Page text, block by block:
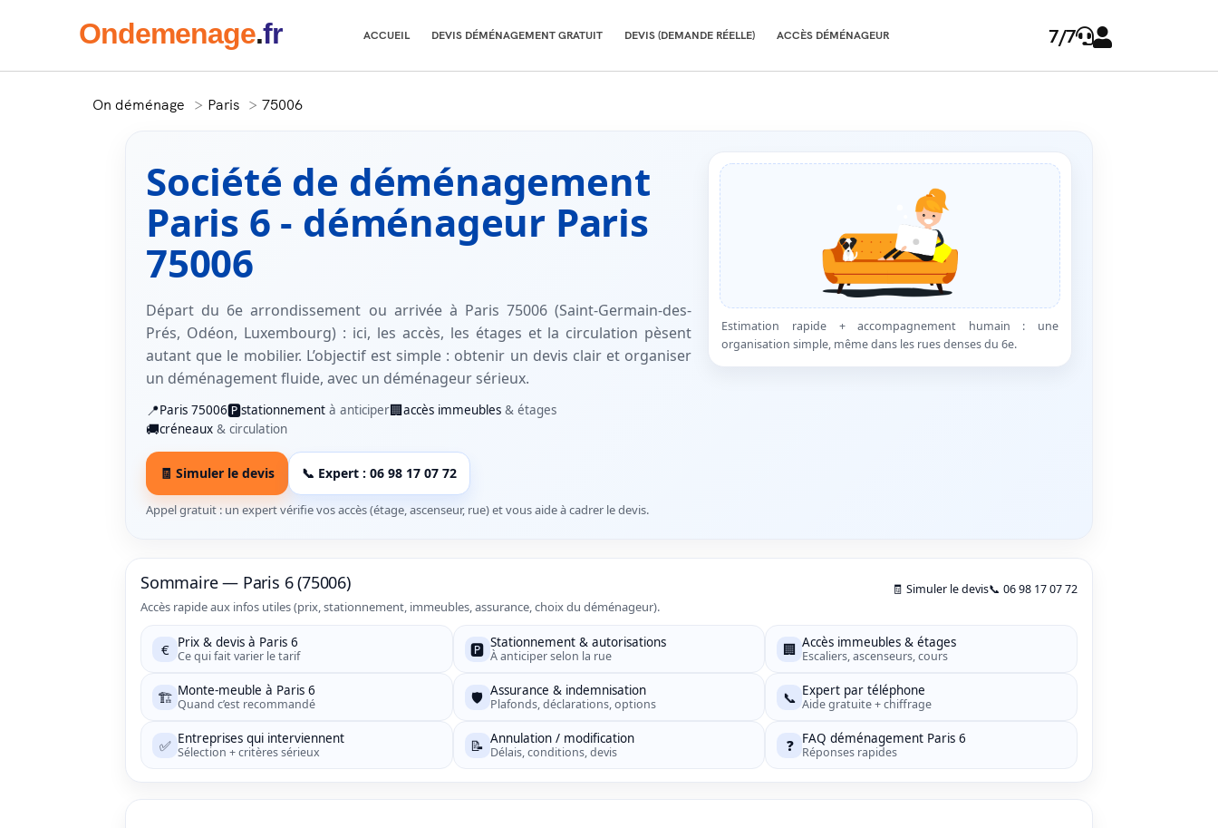
Ondemenage.fr ACCUEIL DEVIS DÉMÉNAGEMENT GRATUIT DEVIS (DEMANDE RÉELLE) ACCÈS DÉMÉNAGEUR 7/7
On déménage Paris 75006
Société de déménagement
Paris 6 - déménageur Paris
75006
Départ du 6e arrondissement ou arrivée à Paris 75006 (Saint-Germain-des-
Prés, Odéon, Luxembourg) : ici, les accès, les étages et la circulation pèsent
autant que le mobilier. L’objectif est simple : obtenir un devis clair et organiser
un déménagement fluide, avec un déménageur sérieux.
📍Paris 75006🅿️stationnement à anticiper🏢accès immeubles & étages
🚚créneaux & circulation
🧾 Simuler le devis 📞 Expert : 06 98 17 07 72
Appel gratuit : un expert vérifie vos accès (étage, ascenseur, rue) et vous aide à cadrer le devis.
Estimation rapide + accompagnement humain : une
organisation simple, même dans les rues denses du 6e.
Sommaire — Paris 6 (75006)
Accès rapide aux infos utiles (prix, stationnement, immeubles, assurance, choix du déménageur).
🧾 Simuler le devis📞 06 98 17 07 72
€ Prix & devis à Paris 6
Ce qui fait varier le tarif 🅿️ Stationnement & autorisations
À anticiper selon la rue 🏢 Accès immeubles & étages
Escaliers, ascenseurs, cours
🏗️ Monte-meuble à Paris 6
Quand c’est recommandé 🛡️ Assurance & indemnisation
Plafonds, déclarations, options 📞 Expert par téléphone
Aide gratuite + chiffrage
✅ Entreprises qui interviennent
Sélection + critères sérieux 📝 Annulation / modification
Délais, conditions, devis ❓ FAQ déménagement Paris 6
Réponses rapides